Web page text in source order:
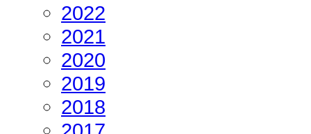
2022
2021
2020
2019
2018